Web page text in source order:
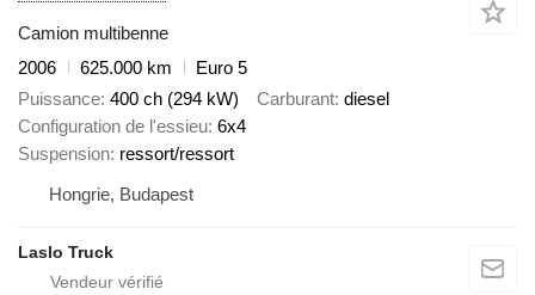
Camion multibenne
2006
625.000 km
Euro 5
Puissance 400 ch (294 kW) Carburant diesel
Configuration de l'essieu 6x4
Suspension ressort/ressort
Hongrie, Budapest
Laslo Truck